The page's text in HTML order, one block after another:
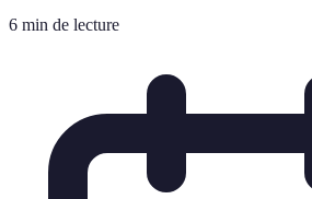
6 min de lecture